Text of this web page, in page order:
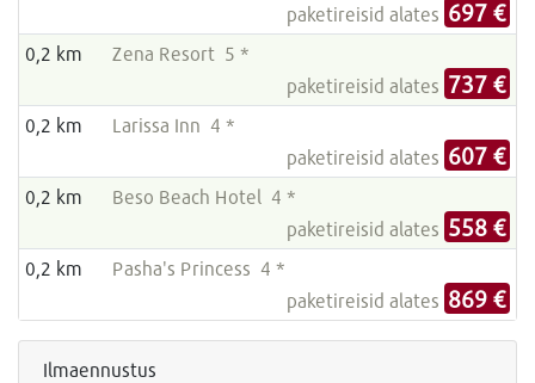
paketireisid alates 697 €
0,2 km
Zena Resort 5 *
paketireisid alates 737 €
0,2 km
Larissa Inn 4 *
paketireisid alates 607 €
0,2 km
Beso Beach Hotel 4 *
paketireisid alates 558 €
0,2 km
Pasha's Princess 4 *
paketireisid alates 869 €
Ilmaennustus